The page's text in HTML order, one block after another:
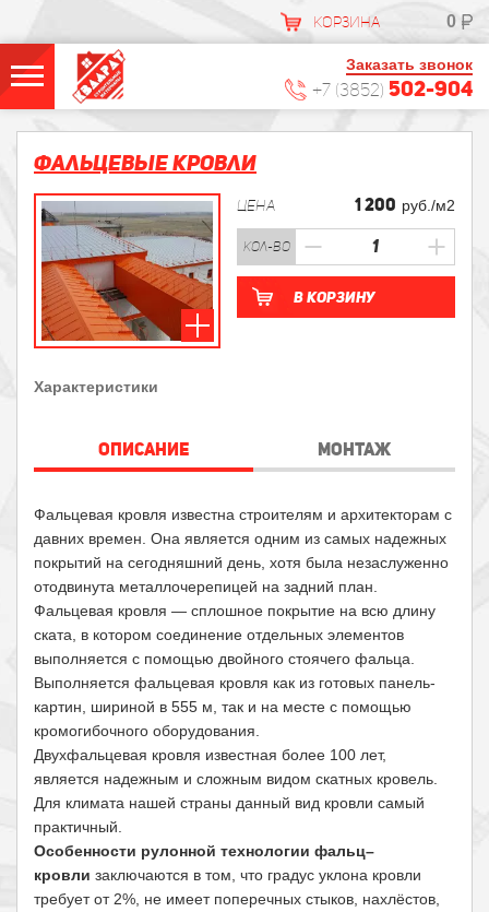
КОРЗИНА 0
Заказать звонок
+7 (3852) 502-904
Фальцевые кровли
ЦЕНА 1 200 руб./м2
кол-во
В корзину
Характеристики
ОПИСАНИЕ МОНТАЖ
Фальцевая кровля известна строителям и архитекторам с
давних времен. Она является одним из самых надежных
покрытий на сегодняшний день, хотя была незаслуженно
отодвинута металлочерепицей на задний план.
Фальцевая кровля — сплошное покрытие на всю длину
ската, в котором соединение отдельных элементов
выполняется с помощью двойного стоячего фальца.
Выполняется фальцевая кровля как из готовых панель-
картин, шириной в 555 м, так и на месте с помощью
кромогибочного оборудования.
Двухфальцевая кровля известная более 100 лет,
является надежным и сложным видом скатных кровель.
Для климата нашей страны данный вид кровли самый
практичный.
Особенности рулонной технологии фальц–
кровли заключаются в том, что градус уклона кровли
требует от 2%, не имеет поперечных стыков, нахлёстов,